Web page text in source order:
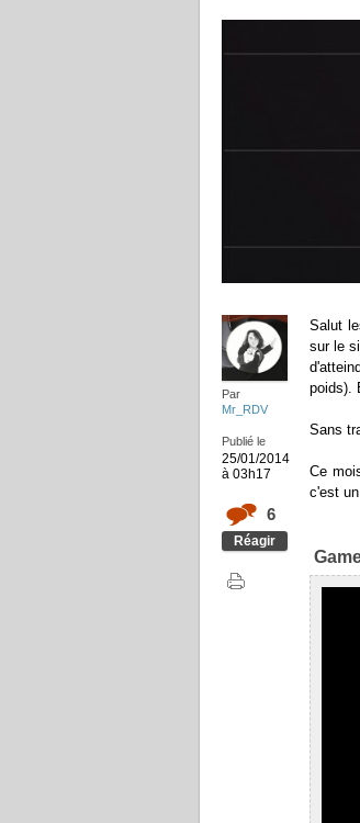
Par
Mr_RDV
Publié le
25/01/2014
à 03h17
6
Réagir
Salut
sur le
poids).
Sans
Ce
c'est